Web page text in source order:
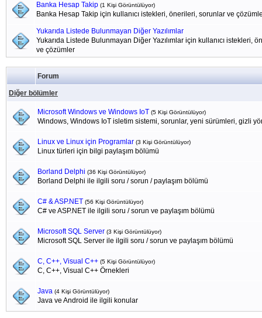
Banka Hesap Takip (1 Kişi Görüntülüyor)
Banka Hesap Takip için kullanıcı istekleri, önerileri, sorunlar ve
Yukarıda Listede Bulunmayan Diğer Yazılımlar
Yukarıda Listede Bulunmayan Diğer Yazılımlar için kullanıcı istekleri,
ve çözümler
Forum
Diğer bölümler
Microsoft Windows ve Windows IoT (5 Kişi Görüntülüyor)
Windows, Windows IoT isletim sistemi, sorunlar, yeni sürümleri, gizli
Linux ve Linux için Programlar (3 Kişi Görüntülüyor)
Linux türleri için bilgi paylaşım bölümü
Borland Delphi (36 Kişi Görüntülüyor)
Borland Delphi ile ilgili soru / sorun / paylaşım bölümü
C# & ASP.NET (56 Kişi Görüntülüyor)
C# ve ASP.NET ile ilgili soru / sorun ve paylaşım bölümü
Microsoft SQL Server (3 Kişi Görüntülüyor)
Microsoft SQL Server ile ilgili soru / sorun ve paylaşım bölümü
C, C++, Visual C++ (5 Kişi Görüntülüyor)
C, C++, Visual C++ Örnekleri
Java (4 Kişi Görüntülüyor)
Java ve Android ile ilgili konular